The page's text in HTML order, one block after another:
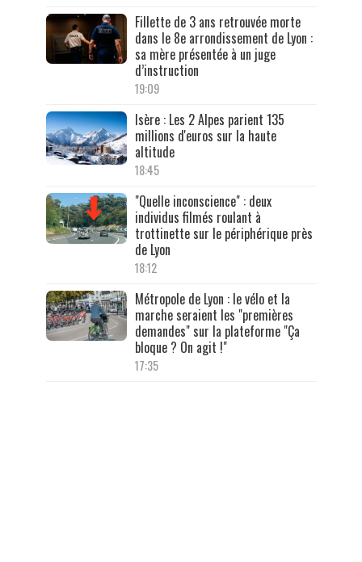
Fillette de 3 ans retrouvée morte
dans le 8e arrondissement de Lyon :
sa mère présentée à un juge
d’instruction
19:09
Isère : Les 2 Alpes parient 135
millions d'euros sur la haute
altitude
18:45
"Quelle inconscience" : deux
individus filmés roulant à
trottinette sur le périphérique près
de Lyon
18:12
Métropole de Lyon : le vélo et la
marche seraient les "premières
demandes" sur la plateforme "Ça
bloque ? On agit !"
17:35